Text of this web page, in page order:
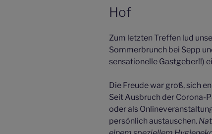
Hof
Zum letzten Treffen lud
Sommerbrunch bei Sepp
sensationelle Gastgeber!!)
Die Freude war groß, sich
Seit Ausbruch der Corona-
oder als
persönlich austauschen.